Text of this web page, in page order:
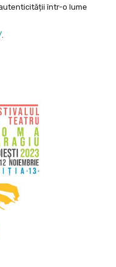
într-o lume
.